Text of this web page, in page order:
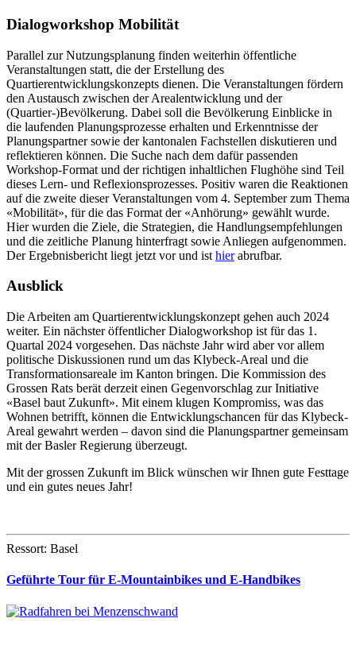
Dialogworkshop Mobilität
Parallel zur Nutzungsplanung finden weiterhin öffentliche
Veranstaltungen statt, die der Erstellung des
Quartierentwicklungskonzepts dienen. Die Veranstaltungen fördern
den Austausch zwischen der Arealentwicklung und der
(Quartier-)Bevölkerung. Dabei soll die Bevölkerung Einblicke in
die laufenden Planungsprozesse erhalten und Erkenntnisse der
Planungspartner sowie der kantonalen Fachstellen diskutieren und
reflektieren können. Die Suche nach dem dafür passenden
Workshop-Format und der richtigen inhaltlichen Flughöhe sind Teil
dieses Lern- und Reflexionsprozesses. Positiv waren die Reaktionen
auf die zweite dieser Veranstaltungen vom 4. September zum Thema
«Mobilität», für die das Format der «Anhörung» gewählt wurde.
Hier wurden die Ziele, die Strategien, die Handlungsempfehlungen
und die zeitliche Planung hinterfragt sowie Anliegen aufgenommen.
Der Ergebnisbericht liegt jetzt vor und ist hierabrufbar.
Ausblick
Die Arbeiten am Quartierentwicklungskonzept gehen auch 2024
weiter. Ein nächster öffentlicher Dialogworkshop ist für das 1.
Quartal 2024 vorgesehen. Das nächste Jahr wird aber vor allem
politische Diskussionen rund um das Klybeck-Areal und die
Transformationsareale im Kanton bringen. Die Kommission des
Grossen Rats berät derzeit einen Gegenvorschlag zur Initiative
«Basel baut Zukunft». Mit einem klugen Kompromiss, was das
Wohnen betrifft, können die Entwicklungschancen für das Klybeck-
Areal gewahrt werden – davon sind die Planungspartner gemeinsam
mit der Basler Regierung überzeugt.
Mit der grossen Zukunft im Blick wünschen wir Ihnen gute Festtage
und ein gutes neues Jahr!
Ressort: Basel
Geführte Tour für E-Mountainbikes und E-Handbikes